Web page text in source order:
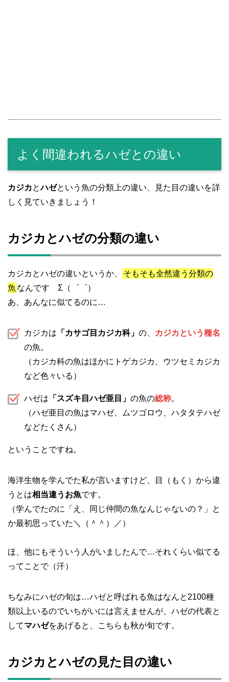
よく間違われるハゼとの違い
カジカとハゼという魚の分類上の違い、見た目の違いを詳
しく見ていきましょう！
カジカとハゼの分類の違い
カジカとハゼの違いというか、
そもそも全然違う分類の
魚 なんです Σ（゜゜）
あ、あんなに似てるのに…
カジカは 「カサゴ目カジカ科」 の、
カジカという種名
の魚。
（カジカ科の魚はほかにトゲカジカ、ウツセミカジカ
など色々いる）
ハゼは 「スズキ目ハゼ亜目」 の魚の総称。
（ハゼ亜目の魚はマハゼ、ムツゴロウ、ハタタテハゼ
などたくさん）
ということですね。
海洋生物を学んでた私が言いますけど、目（もく）から違
うとは相当違うお魚です。
（学んでたのに「え、同じ仲間の魚なんじゃないの？」と
か最初思っていた＼（＾＾）／）
ほ、他にもそういう人がいましたんで…それくらい似てる
ってことで（汗）
ちなみにハゼの旬は…ハゼと呼ばれる魚はなんと2100種
類以上いるのでいちがいには言えませんが、ハゼの代表と
してマハゼをあげると、こちらも秋が旬です。
カジカとハゼの見た目の違い